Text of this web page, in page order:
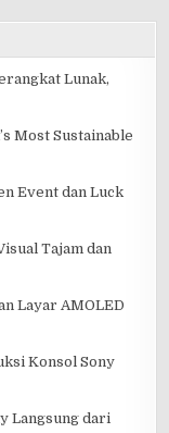
Lunak,
Most Sustainable
Event dan Luck
Tajam dan
Layar AMOLED
Konsol Sony
Langsung dari